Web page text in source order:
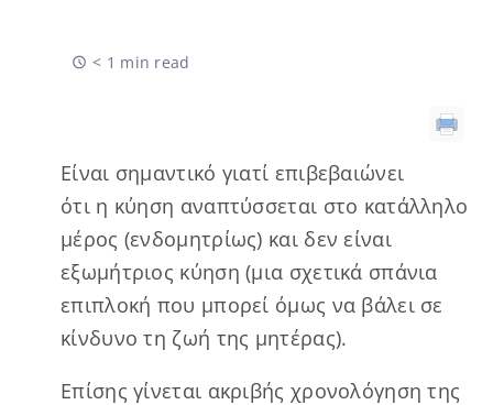
< 1 min read
Είναι σημαντικό γιατί επιβεβαιώνει
ότι η κύηση αναπτύσσεται στο κατάλληλο
μέρος (ενδομητρίως) και δεν είναι
εξωμήτριος κύηση (μια σχετικά σπάνια
επιπλοκή που μπορεί όμως να βάλει σε
κίνδυνο τη ζωή της μητέρας).
Επίσης γίνεται ακριβής χρονολόγηση της